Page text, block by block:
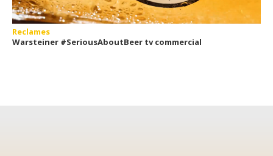
Reclames
Warsteiner #SeriousAboutBeer tv commercial